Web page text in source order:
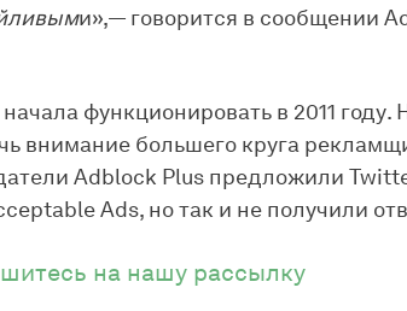
и»,— говорится в сообщении
функционировать в 2011 году.
внимание большего круга
Adblock Plus предложили
Ads, но так и не получили
на нашу рассылку